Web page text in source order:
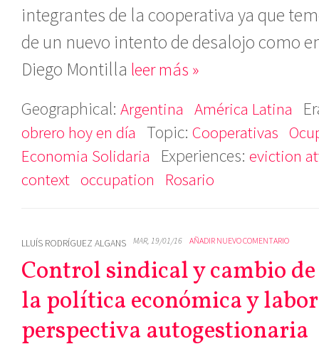
integrantes de la cooperativa ya que
de un nuevo intento de desalojo como
Diego Montilla leer más »
Geographical: Argentina América Latina
obrero hoy en día Topic: Cooperativas
Economia Solidaria
Experiences: eviction
context occupation Rosario
LLUÍS RODRÍGUEZ ALGANS MAR, 19/01/16 AÑADIR NUEVO COMENTARIO
Control sindical y cambio
la política económica y
perspectiva autogestionaria